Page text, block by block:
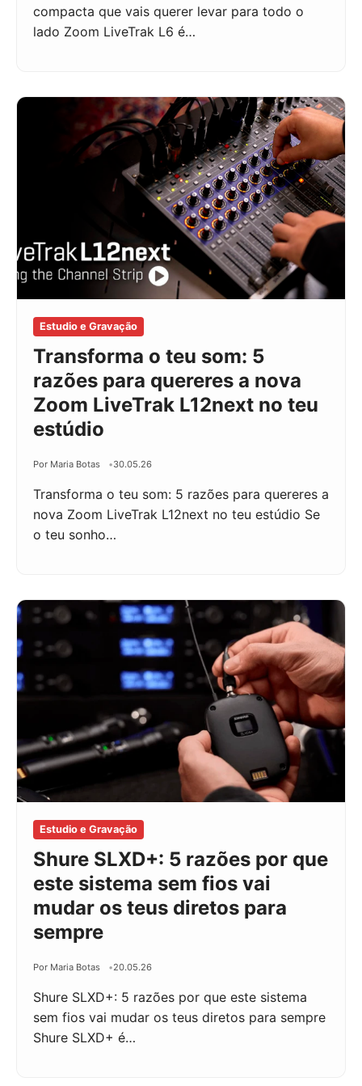
compacta que vais querer levar para todo o
lado Zoom LiveTrak L6 é…
Estudio e Gravação
Transforma o teu som: 5
razões para quereres a nova
Zoom LiveTrak L12next no teu
estúdio
Por Maria Botas 30.05.26
Transforma o teu som: 5 razões para quereres a
nova Zoom LiveTrak L12next no teu estúdio Se
o teu sonho…
Estudio e Gravação
Shure SLXD+: 5 razões por que
este sistema sem fios vai
mudar os teus diretos para
sempre
Por Maria Botas 20.05.26
Shure SLXD+: 5 razões por que este sistema
sem fios vai mudar os teus diretos para sempre
Shure SLXD+ é…